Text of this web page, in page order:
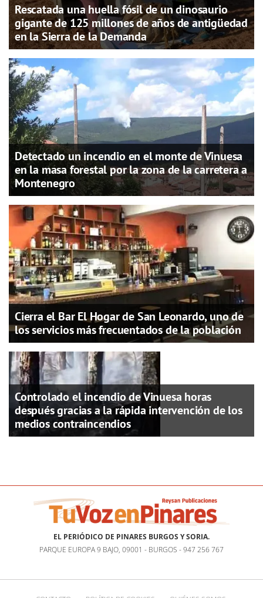
Rescatada una huella fósil de un dinosaurio
gigante de 125 millones de años de antigüedad
en la Sierra de la Demanda
Detectado un incendio en el monte de Vinuesa
en la masa forestal por la zona de la carretera a
Montenegro
Cierra el Bar El Hogar de San Leonardo, uno de
los servicios más frecuentados de la población
Controlado el incendio de Vinuesa horas
después gracias a la rápida intervención de los
medios contraincendios
EL PERIÓDICO DE PINARES BURGOS Y SORIA.
PARQUE EUROPA 9 BAJO, 09001 - BURGOS - 947 256 767